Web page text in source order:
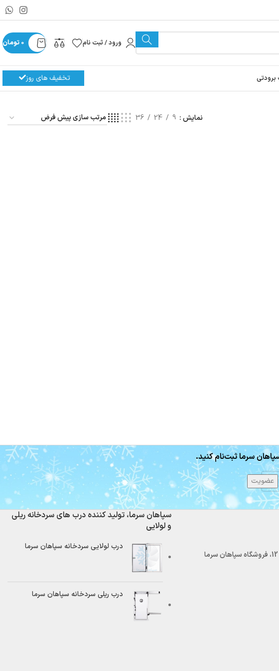
ورود / ثبت نام 0 تومان
برودتی تخفیف های روز
نمایش 9
24
36
سرما ثبت‌نام کنید.
سپاهان سرما، تولید کننده درب های سردخانه ریلی
و لولایی
درب لولایی سردخانه سپاهان سرما
درب ریلی سردخانه سپاهان سرما